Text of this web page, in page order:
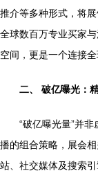
推介等多种形式，将
全球数百万专业买家
空间，更是一个连接
二、 破亿曝光：
“破亿曝光量”并
播的组合策略，展会
站、社交媒体及搜索